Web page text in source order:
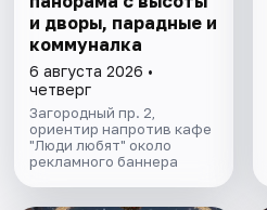
и дворы, парадные и
коммуналка
6 августа 2026 •
четверг
Загородный пр. 2,
ориентир напротив кафе
"Люди любят" около
рекламного баннера